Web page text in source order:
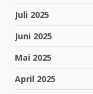
Juli 2025
Juni 2025
Mai 2025
April 2025